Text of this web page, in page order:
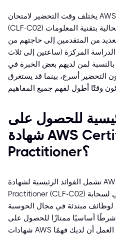
يختلف وقت التحضير لامتحان AWS Certified Cloud Practitioner
(CLF-C02) بشكل كبير حسب معرفتك الحالية بتقنية المعلومات
من المتقدمين إلى حاجتهم من
المركزة (ساعتين إلى ثلاث
بالنسبة لمن لديهم بعض الخبرة في
التحضير أسرع، بينما قد يستغرق
للحصول على
شهادة AWS Certified Cloud
Practitioner؟
تشمل الفوائد الرئيسية لشهادة AWS Certified Cloud
Practitioner (CLF-C02) تأكيد فهمك الأساسي لسحابة AWS،
لوظائف مبتدئة في مجال الحوسبة
شرطًا أساسيًا ممتازًا للحصول على
شهادات AWS أكثر تقدمًا. كما تُظهر لأصحاب العمل أن لديك فهمًا